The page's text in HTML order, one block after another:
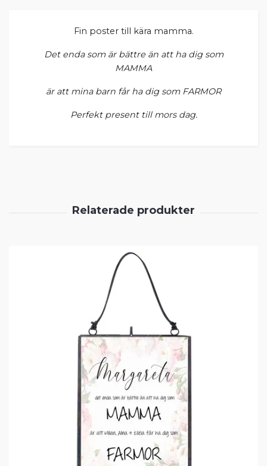
Fin poster till kära mamma.
Det enda som är bättre än att ha dig som
MAMMA
är att mina barn får ha dig som FARMOR
Perfekt present till mors dag.